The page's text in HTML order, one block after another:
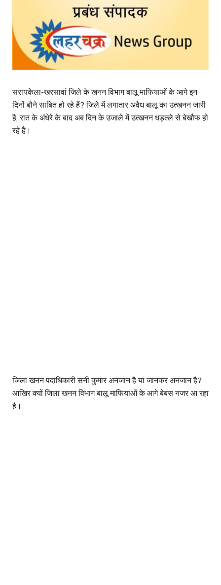
सरायकेला-खरसावां जिले के खनन विभाग बालू माफियाओं के आगे इन
दिनों बौने साबित हो रहे हैं? जिले में लगातार अवैध बालू का उत्खनन जारी
है, रात के अंधेरे के बाद अब दिन के उजाले में उत्खनन धड़ल्ले से बेखौफ हो
रहे हैं।
जिला खनन पदाधिकारी सनी कुमार अनजान है या जानकर अनजान है?
आखिर क्यों जिला खनन विभाग बालू माफियाओं के आगे बेबस नजर आ रहा
है।